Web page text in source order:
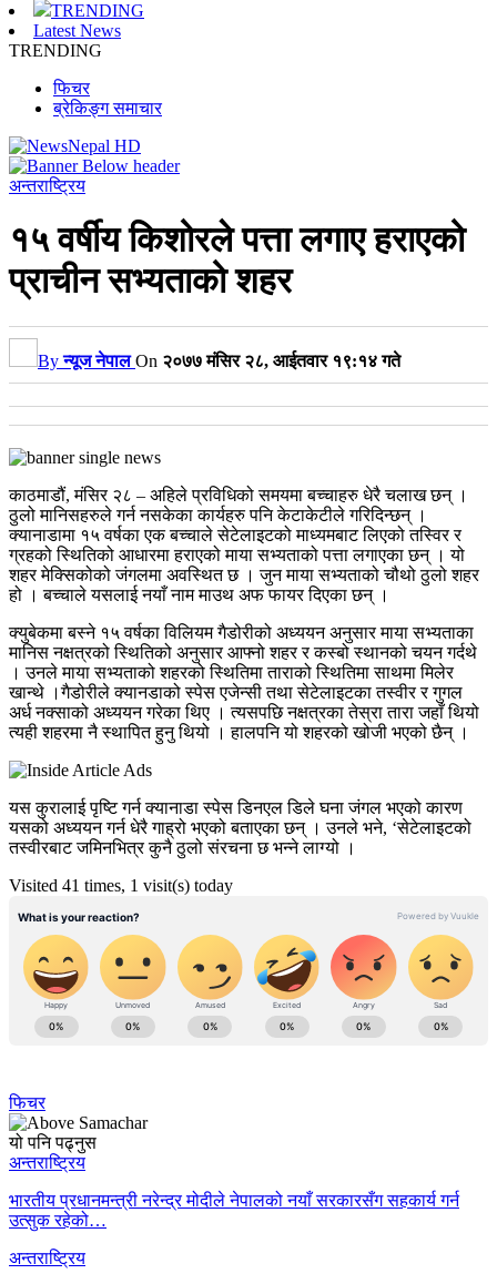
TRENDING
Latest News
TRENDING
फिचर
ब्रेकिङ्ग समाचार
अन्तराष्ट्रिय
१५ वर्षीय किशोरले पत्ता लगाए हराएको
प्राचीन सभ्यताको शहर
Byन्यूज नेपाल On २०७७ मंसिर २८, आईतवार १९:१४ गते
काठमाडौं, मंसिर २८ – अहिले प्रविधिको समयमा बच्चाहरु धेरै चलाख छन् ।
ठुलो मानिसहरुले गर्न नसकेका कार्यहरु पनि केटाकेटीले गरिदिन्छन् ।
क्यानाडामा १५ वर्षका एक बच्चाले सेटेलाइटको माध्यमबाट लिएको तस्विर र
ग्रहको स्थितिको आधारमा हराएको माया सभ्यताको पत्ता लगाएका छन् । यो
शहर मेक्सिकोको जंगलमा अवस्थित छ । जुन माया सभ्यताको चौथो ठुलो शहर
हो । बच्चाले यसलाई नयाँ नाम माउथ अफ फायर दिएका छन् ।
क्युबेकमा बस्ने १५ वर्षका विलियम गैडोरीको अध्ययन अनुसार माया सभ्यताका
मानिस नक्षत्रको स्थितिको अनुसार आफ्नो शहर र कस्बो स्थानको चयन गर्दथे
। उनले माया सभ्यताको शहरको स्थितिमा ताराको स्थितिमा साथमा मिलेर
खान्थे ।गैडोरीले क्यानडाको स्पेस एजेन्सी तथा सेटेलाइटका तस्वीर र गुगल
अर्ध नक्साको अध्ययन गरेका थिए । त्यसपछि नक्षत्रका तेस्रा तारा जहाँ थियो
त्यही शहरमा नै स्थापित हुनु थियो । हालपनि यो शहरको खोजी भएको छैन् ।
यस कुरालाई पृष्टि गर्न क्यानाडा स्पेस डिनएल डिले घना जंगल भएको कारण
यसको अध्ययन गर्न धेरै गाह्रो भएको बताएका छन् । उनले भने, ‘सेटेलाइटको
तस्वीरबाट जमिनभित्र कुनै ठुलो संरचना छ भन्ने लाग्यो ।
Visited 41 times, 1 visit(s) today
फिचर
यो पनि पढ्नुस
अन्तराष्ट्रिय
भारतीय प्रधानमन्त्री नरेन्द्र मोदीले नेपालको नयाँ सरकारसँग सहकार्य गर्न
उत्सुक रहेको…
अन्तराष्ट्रिय